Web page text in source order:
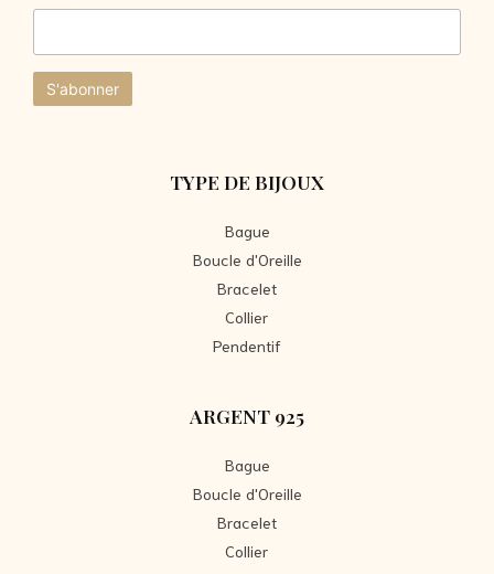
TYPE DE BIJOUX
Bague
Boucle d'Oreille
Bracelet
Collier
Pendentif
ARGENT 925
Bague
Boucle d'Oreille
Bracelet
Collier